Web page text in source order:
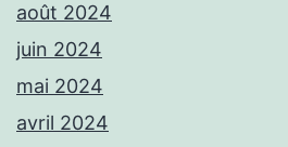
août 2024
juin 2024
mai 2024
avril 2024